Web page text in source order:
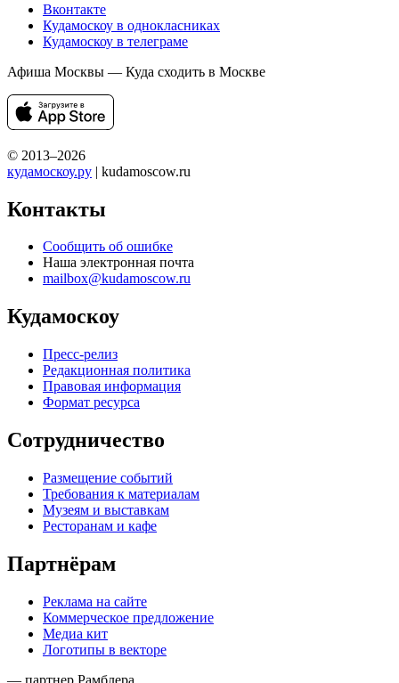
Вконтакте
Кудамоскоу в однокласниках
Кудамоскоу в телеграме
Афиша Москвы — Куда сходить в Москве
© 2013–2026
кудамоскоу.ру | kudamoscow.ru
Контакты
Сообщить об ошибке
Наша электронная почта
mailbox@kudamoscow.ru
Кудамоскоу
Пресс-релиз
Редакционная политика
Правовая информация
Формат ресурса
Сотрудничество
Размещение событий
Требования к материалам
Музеям и выставкам
Ресторанам и кафе
Партнёрам
Реклама на сайте
Коммерческое предложение
Медиа кит
Логотипы в векторе
— партнер Рамблера